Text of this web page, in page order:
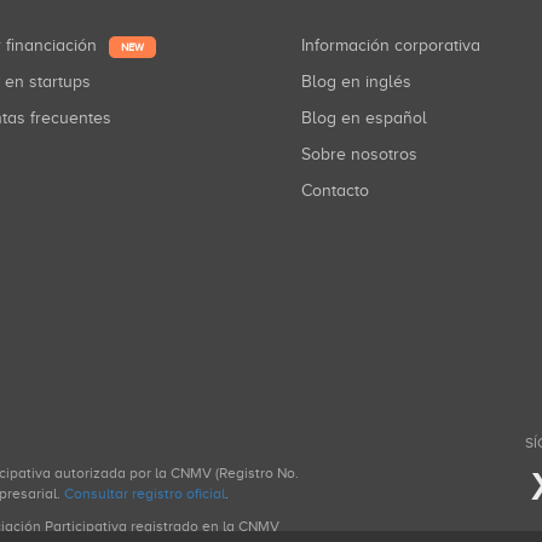
financiación NEW
en startups
frecuentes
Información corporativa
Blog en inglés
Blog en español
Sobre nosotros
Contacto
autorizada por la CNMV (Registro No.
Consultar registro oficial.
Participativa registrado en la CNMV